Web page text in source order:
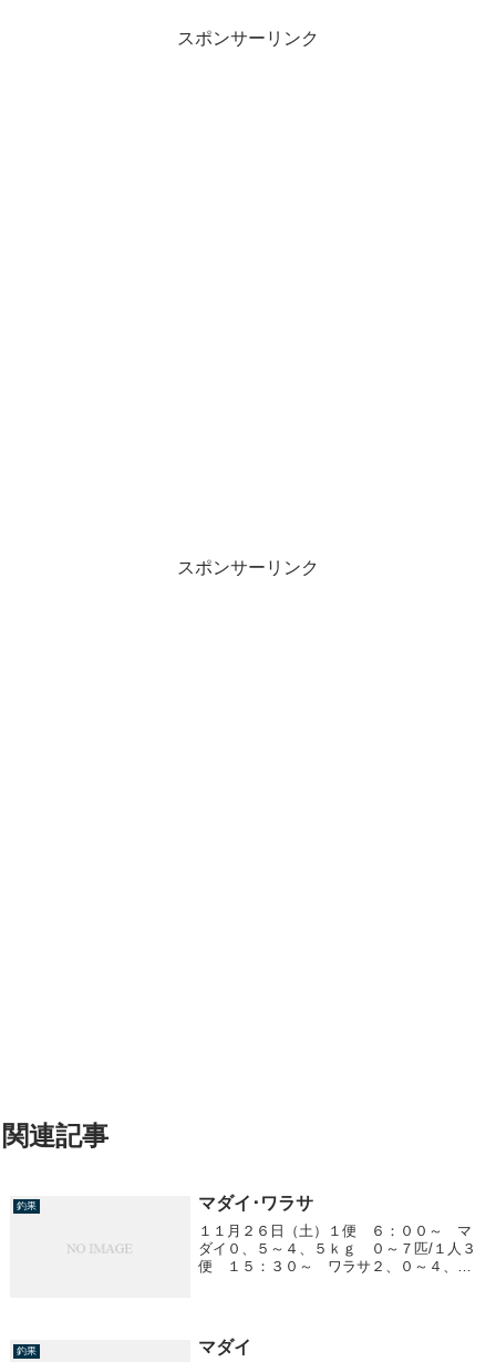
スポンサーリンク
スポンサーリンク
関連記事
釣果 マダイ･ワラサ
１１月２６日（土）１便 ６：００～ マ
ダイ０、５～４、５ｋｇ ０～７匹/１人３
便 １５：３０～ ワラサ２、０～４、０
釣果 マダイ